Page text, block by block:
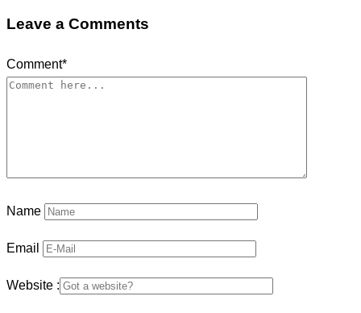
Leave a Comments
Comment*
Name
Email
Website :